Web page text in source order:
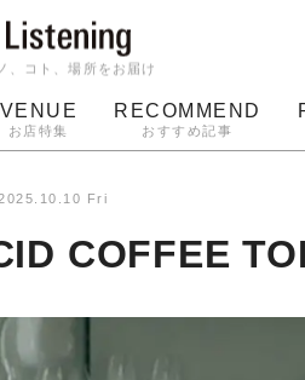
、コト、場所をお届け
VENUE
お店特集
RECOMMEND
おすすめ記事
ブル
Fri
COFFEE